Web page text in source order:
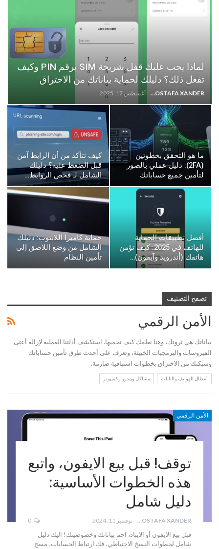
لماذا يجب عليك قفل شريحة SIM برقم PIN وكيف
تفعل ذلك؟ دليلك لحماية بياناتك من الاختراق
MOSTAFA XANDER أغسطس 17, 2025
ما هو التحقق بخطوتين
(2FA): دليل عملي بالصور
لتأمين جميع حساباتك
كيف تتأكد من أن الرابط آمن
قبل الضغط عليه؟ دليلك
الشامل لـ فحص الروابط…
أفضل تطبيقات الحماية
للهاتف في 2025: كيف تؤمن
هاتفك (أندرويد وآيفون)…
حماية كاميرا اللابتوب: دليلك
الشامل من وضع اللاصق إلى
تأمين النظام
تصفح التصنيف
الأمن الرقمي
بياناتك هي ثروتك، وهنا نعلمك كيف تحميها. استكشف أدلتنا العملية لإزالة أعتى
الفيروسات والبرمجيات الخبيثة، وتعرف على أحدث طرق تأمين حساباتك
وشبكتك من الاختراق بخطوات استباقية صارمة.
أعطال الهواتف والتابلت مشاكل ويندوز وكمبيوتر
الأمن الرقمي
توقف! قبل بيع الايفون، واتبع
هذه الخطوات الأساسية:
دليل شامل
MOSTAFA XANDER نوفمبر 11, 2024 0
قبل بيع الايفون أو الايباد، احمِ بياناتك وخصوصيتك! اليك دليل
شامل لخطوات النسخ الاحتياطي، فك ارتباط الحسابات، مسح